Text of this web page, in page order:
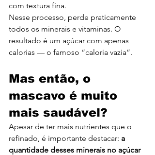
com textura fina.
Nesse processo, perde praticamente
todos os minerais e vitaminas. O
resultado é um açúcar com apenas
calorias — o famoso “caloria vazia”.
Mas então, o
mascavo é muito
mais saudável?
Apesar de ter mais nutrientes que o
refinado, é importante destacar: a
quantidade desses minerais no açúcar